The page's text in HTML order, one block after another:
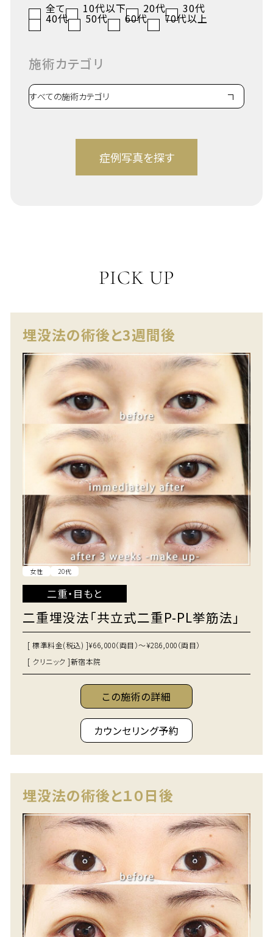
全て 10代以下 20代 30代
40代 50代 60代 70代以上
施術カテゴリ
PICK UP
埋没法の術後と3週間後
女性 20代
二重・目もと
二重埋没法「共立式二重P-PL挙筋法」
[ 標準料金(税込) ]¥66,000（両目）～¥286,000（両目）
[ クリニック ]新宿本院
この施術の詳細
カウンセリング予約
埋没法の術後と１０日後